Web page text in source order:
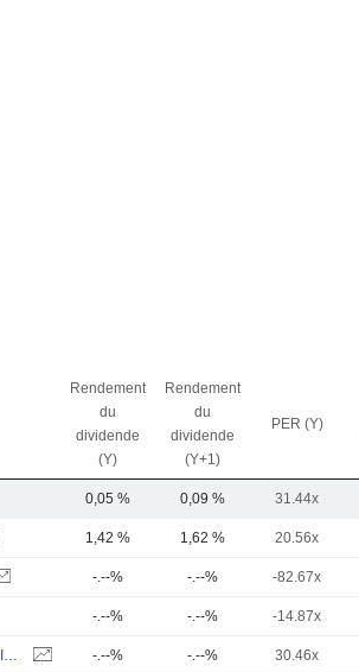
Rendement
du
dividende
(Y)
Rendement
du
dividende
(Y+1)
PER (Y)
0,05 % 0,09 % 31.44x
1,42 % 1,62 % 20.56x
-.--% -.--% -82.67x
-.--% -.--% -14.87x
WUXI BIOLOGICS (CAYMAN) INC. -.--% -.--% 30.46x